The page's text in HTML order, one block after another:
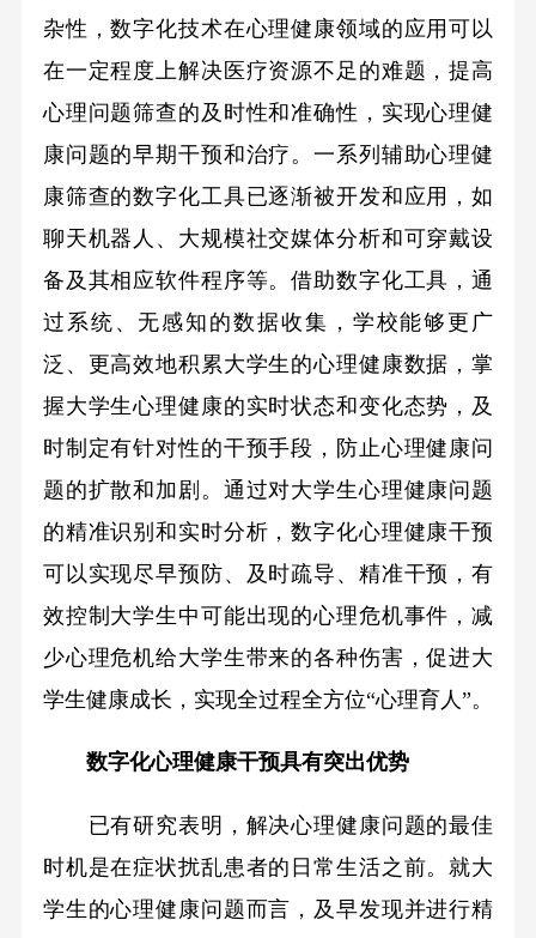
杂性，数字化技术在心理健康领域的应用可以
在一定程度上解决医疗资源不足的难题，提高
心理问题筛查的及时性和准确性，实现心理健
康问题的早期干预和治疗。一系列辅助心理健
康筛查的数字化工具已逐渐被开发和应用，如
聊天机器人、大规模社交媒体分析和可穿戴设
备及其相应软件程序等。借助数字化工具，通
过系统、无感知的数据收集，学校能够更广
泛、更高效地积累大学生的心理健康数据，掌
握大学生心理健康的实时状态和变化态势，及
时制定有针对性的干预手段，防止心理健康问
题的扩散和加剧。通过对大学生心理健康问题
的精准识别和实时分析，数字化心理健康干预
可以实现尽早预防、及时疏导、精准干预，有
效控制大学生中可能出现的心理危机事件，减
少心理危机给大学生带来的各种伤害，促进大
学生健康成长，实现全过程全方位“心理育人”。
数字化心理健康干预具有突出优势
已有研究表明，解决心理健康问题的最佳
时机是在症状扰乱患者的日常生活之前。就大
学生的心理健康问题而言，及早发现并进行精